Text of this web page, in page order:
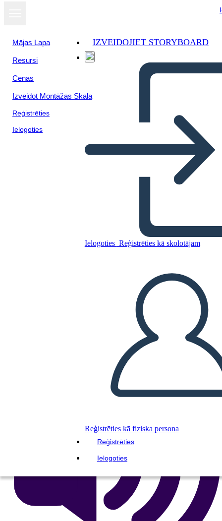
Mājas Lapa
Resursi
Cenas
Izveidot Montāžas Skala
Reģistrēties
Ielogoties
IZVEIDOJIET STORYBOARD
Ielogoties Reģistrēties kā skolotājam
Reģistrēties kā fiziska persona
Reģistrēties
Ielogoties
Kopējiet šo stāstu tabulu
IZVEIDOT STĀSTU SHĒMU
ATSKAŅOT SLAIDRĀDI
IZLASI MAN